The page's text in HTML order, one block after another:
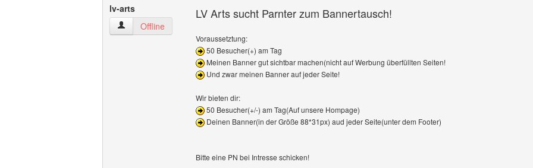
lv-arts
lv-arts Benutzer-Profile anzeigen
Offline
LV Arts sucht Parnter zum Bannertausch!
Voraussetztung:
50 Besucher(+) am Tag
Meinen Banner gut sichtbar machen(nicht auf Werbung überfüllten Seiten!
Und zwar meinen Banner auf jeder Seite!
Wir bieten dir:
50 Besucher(+/-) am Tag(Auf unsere Hompage)
Deinen Banner(in der Größe 88*31px) aud jeder Seite(unter dem Footer)
Bitte eine PN bei Intresse schicken!